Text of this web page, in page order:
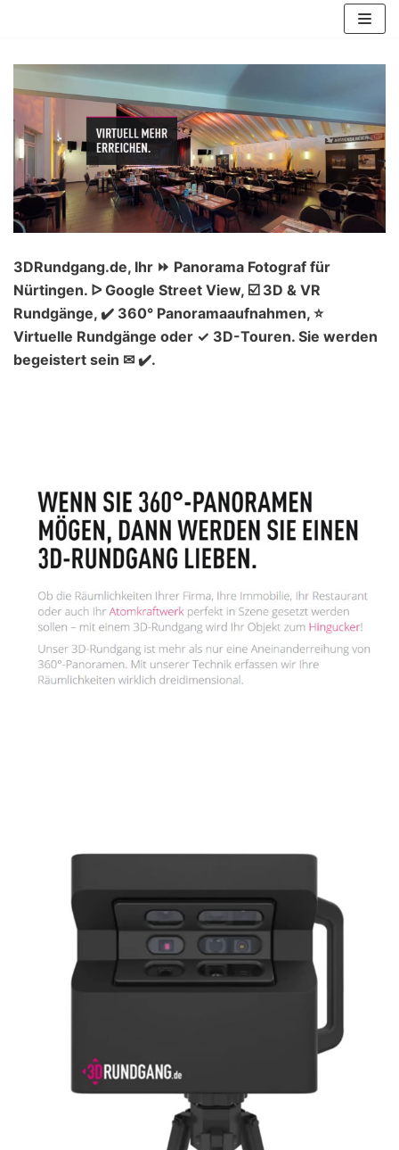
Inhalt
springen
3DRundgang.de, Ihr ⏩ Panorama Fotograf für
Nürtingen. ᐅ Google Street View, ☑️ 3D & VR
Rundgänge, ✔️ 360° Panoramaaufnahmen, ⭐
Virtuelle Rundgänge oder ✓ 3D-Touren. Sie werden
begeistert sein ✉ ✔️.